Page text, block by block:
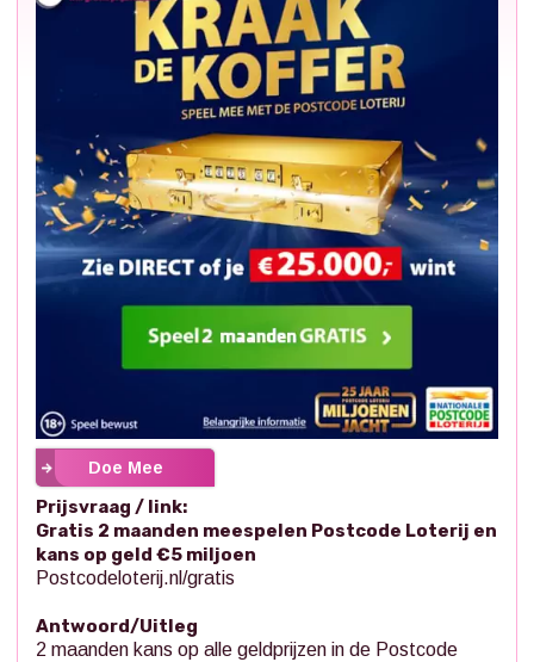
Doe Mee
Prijsvraag / link:
Gratis 2 maanden meespelen Postcode Loterij en
kans op geld €5 miljoen
Postcodeloterij.nl/gratis
Antwoord/Uitleg
2 maanden kans op alle geldprijzen in de Postcode